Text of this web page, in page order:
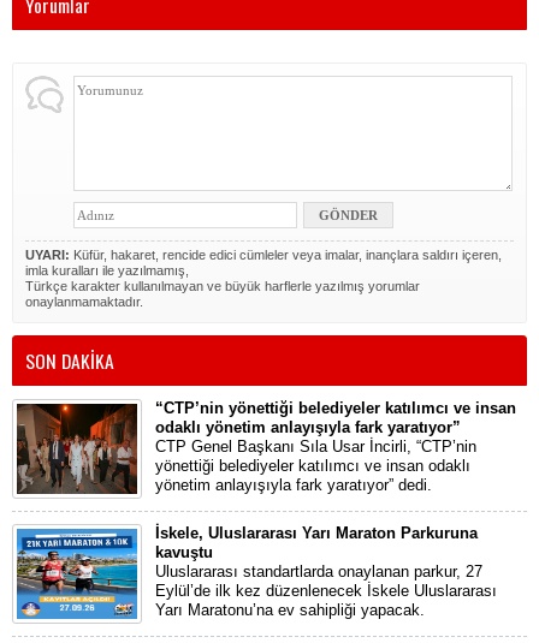
UYARI: Küfür, hakaret, rencide edici cümleler veya imalar, inançlara saldırı içeren,
imla kuralları ile yazılmamış,
Türkçe karakter kullanılmayan ve büyük harflerle yazılmış yorumlar
onaylanmamaktadır.
SON DAKİKA
“CTP’nin yönettiği belediyeler katılımcı ve insan
odaklı yönetim anlayışıyla fark yaratıyor”
CTP Genel Başkanı Sıla Usar İncirli, “CTP’nin
yönettiği belediyeler katılımcı ve insan odaklı
yönetim anlayışıyla fark yaratıyor” dedi.
İskele, Uluslararası Yarı Maraton Parkuruna
kavuştu
Uluslararası standartlarda onaylanan parkur, 27
Eylül’de ilk kez düzenlenecek İskele Uluslararası
Yarı Maratonu’na ev sahipliği yapacak.